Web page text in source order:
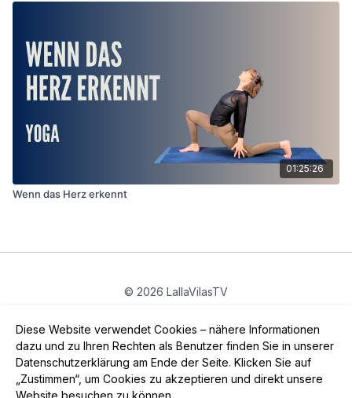
Diese Website verwendet Cookies – nähere Informationen
dazu und zu Ihren Rechten als Benutzer finden Sie in unserer
Datenschutzerklärung am Ende der Seite. Klicken Sie auf
„Zustimmen“, um Cookies zu akzeptieren und direkt unsere
Website besuchen zu können.
01:25:26
Wenn das Herz erkennt
© 2026 LallaVilasTV
App holen ->